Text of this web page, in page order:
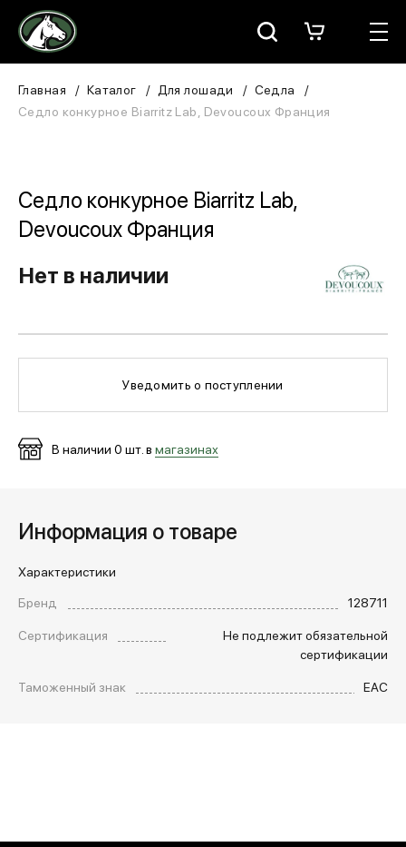
Москва
В конюшню
Сувениры/Подарки
МЕДИА
ПОКУПАТЕЛЯМ
ОПЛАТА И ДОСТАВКА
Вход в личный кабинет
Главная Каталог Для лошади
Седла
Седло конкурное Biarritz Lab, Devoucoux Франция
Седло конкурное Biarritz Lab,
Devoucoux Франция
Нет в наличии
Уведомить о поступлении
В наличии 0 шт. в магазинах
Информация о товаре
Характеристики
Бренд
128711
Сертификация
Не подлежит обязательной
сертификации
Таможенный знак
EAC